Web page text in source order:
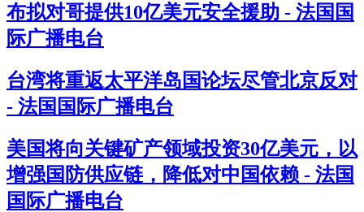
布拟对哥提供10亿美元安全援助 - 法国国
际广播电台
台湾将重返太平洋岛国论坛尽管北京反对
- 法国国际广播电台
美国将向关键矿产领域投资30亿美元，以
增强国防供应链，降低对中国依赖 - 法国
国际广播电台